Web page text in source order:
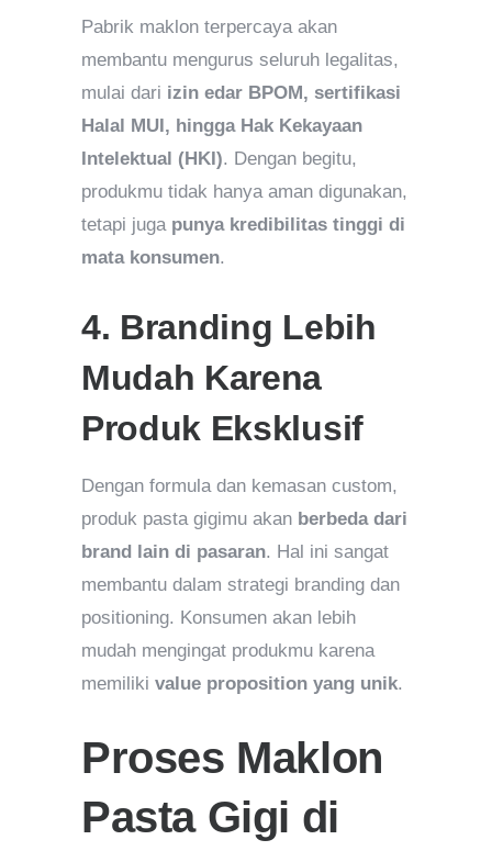
Pabrik maklon terpercaya akan
membantu mengurus seluruh legalitas,
mulai dari izin edar BPOM, sertifikasi
Halal MUI, hingga Hak Kekayaan
Intelektual (HKI). Dengan begitu,
produkmu tidak hanya aman digunakan,
tetapi juga punya kredibilitas tinggi di
mata konsumen.
4. Branding Lebih
Mudah Karena
Produk Eksklusif
Dengan formula dan kemasan custom,
produk pasta gigimu akan berbeda dari
brand lain di pasaran. Hal ini sangat
membantu dalam strategi branding dan
positioning. Konsumen akan lebih
mudah mengingat produkmu karena
memiliki value proposition yang unik.
Proses Maklon
Pasta Gigi di